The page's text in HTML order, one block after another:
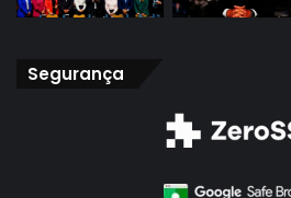
Segurança